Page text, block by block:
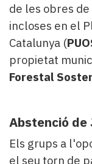
de les obres de
incloses en el
Catalunya (
propietat
Forestal
Abstenció de
Els grups a
el seu torn de